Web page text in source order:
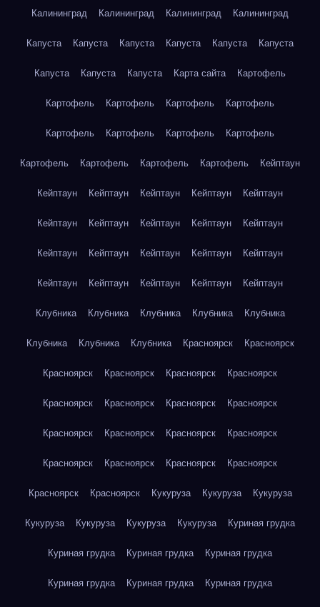
Калининград Калининград Калининград Калининград
Капуста Капуста Капуста Капуста Капуста Капуста
Капуста Капуста Капуста Карта сайта Картофель
Картофель Картофель Картофель Картофель
Картофель Картофель Картофель Картофель
Картофель Картофель Картофель Картофель Кейптаун
Кейптаун Кейптаун Кейптаун Кейптаун Кейптаун
Кейптаун Кейптаун Кейптаун Кейптаун Кейптаун
Кейптаун Кейптаун Кейптаун Кейптаун Кейптаун
Кейптаун Кейптаун Кейптаун Кейптаун Кейптаун
Клубника Клубника Клубника Клубника Клубника
Клубника Клубника Клубника Красноярск Красноярск
Красноярск Красноярск Красноярск Красноярск
Красноярск Красноярск Красноярск Красноярск
Красноярск Красноярск Красноярск Красноярск
Красноярск Красноярск Красноярск Красноярск
Красноярск Красноярск Кукуруза Кукуруза Кукуруза
Кукуруза Кукуруза Кукуруза Кукуруза Куриная грудка
Куриная грудка Куриная грудка Куриная грудка
Куриная грудка Куриная грудка Куриная грудка